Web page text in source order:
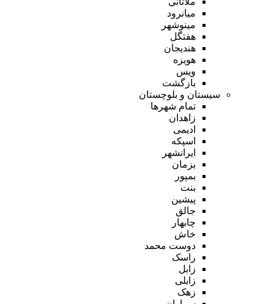
میانرود
مینوشهر
هفتگل
هندیجان
هویزه
ویس
بازگشت
سیستان و بلوچستان
تمام شهر‌ها
زاهدان
ادیمی
اسپکه
ایرانشهر
بزمان
بمپور
بنت
پیشین
جالق
چابهار
خاش
دوست محمد
راسک
زابل
زابلی
زهک